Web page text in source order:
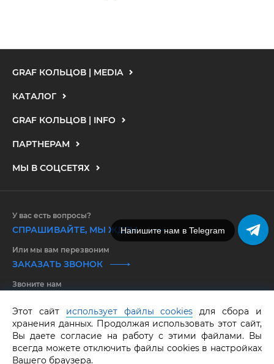
GRAF КОЛЬЦОВ | MEDIA
КАТАЛОГ
GRAF КОЛЬЦОВ | INFO
ПАРТНЕРАМ
МЫ В СОЦСЕТЯХ
GRAF КОЛЬЦОВ. Все права защищены.
У вас есть вопросы?
СПРАШИВАЙТЕ, МЫ ЖДЕМ
Или мы вам перезвоним
ЗАКАЗАТЬ ЗВОНОК
Звоните нам
Этот сайт использует файлы cookies для сбора и
хранения данных. Продолжая использовать этот сайт,
Вы даете согласие на работу с этими файлами. Вы
всегда можете отключить файлы cookies в настройках
Вашего браузера.
Напишите нам в Telegram